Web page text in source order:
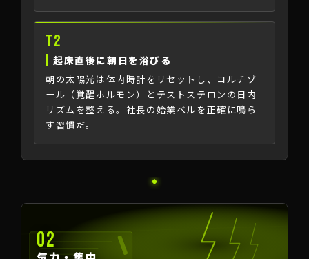
T2
起床直後に朝日を浴びる
朝の太陽光は体内時計をリセットし、コルチゾ
ール（覚醒ホルモン）とテストステロンの日内
リズムを整える。社長の始業ベルを正確に鳴ら
す習慣だ。
02